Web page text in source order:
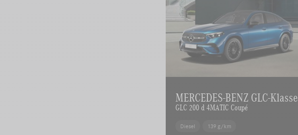
MERCEDES-BENZ GLC-Klasse
GLC 200 d 4MATIC Coupé
Diesel 139 g/km